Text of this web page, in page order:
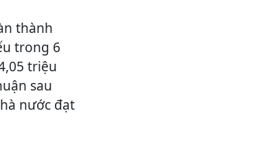
thành
trong 6
triệu
sau
nước đạt